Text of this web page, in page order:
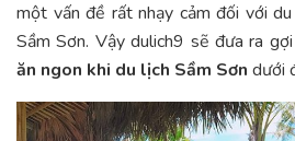
một vấn đề rất nhạy cảm đối với
Sầm Sơn. Vậy dulich9 sẽ đưa ra
ăn ngon khi du lịch Sầm Sơn dưới